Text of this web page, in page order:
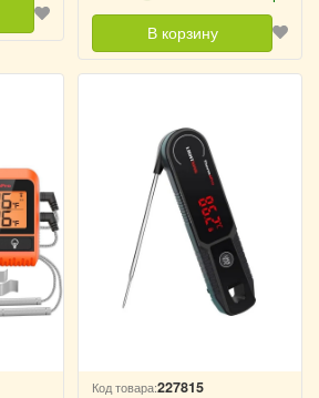
В корзину
Код товара:227815